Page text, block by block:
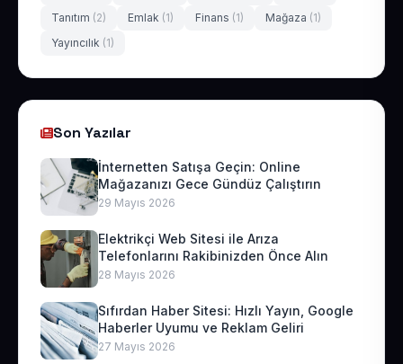
Tanıtım (2) Emlak (1) Finans (1) Mağaza (1)
Yayıncılık (1)
Son Yazılar
İnternetten Satışa Geçin: Online
Mağazanızı Gece Gündüz Çalıştırın
29 Mayıs 2026
Elektrikçi Web Sitesi ile Arıza
Telefonlarını Rakibinizden Önce Alın
28 Mayıs 2026
Sıfırdan Haber Sitesi: Hızlı Yayın, Google
Haberler Uyumu ve Reklam Geliri
27 Mayıs 2026